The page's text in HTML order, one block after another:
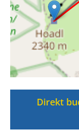
Direkt